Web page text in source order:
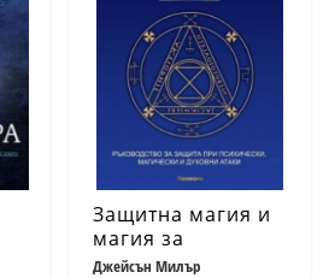
Защитна магия и
магия за
обръщане
Джейсън Милър